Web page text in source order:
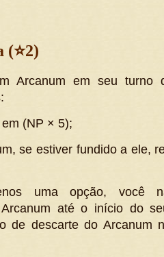
(⭐2)
Arcanum em seu turno
(NP × 5);
se estiver fundido a ele,
uma opção, você
Arcanum até o início do
de descarte do Arcanum